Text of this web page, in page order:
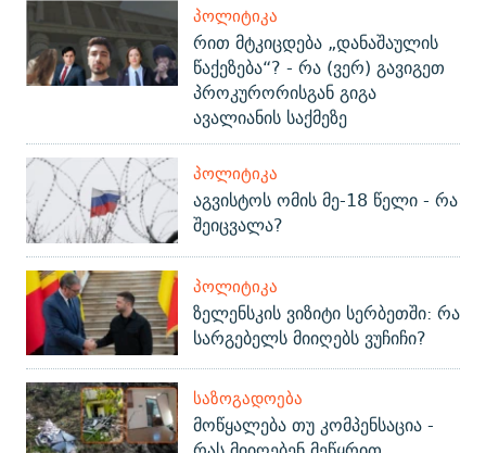
ᲞᲝᲚᲘᲢᲘᲙᲐ
რით მტკიცდება „დანაშაულის
წაქეზება“? - რა (ვერ) გავიგეთ
პროკურორისგან გიგა
ავალიანის საქმეზე
ᲞᲝᲚᲘᲢᲘᲙᲐ
აგვისტოს ომის მე-18 წელი - რა
შეიცვალა?
ᲞᲝᲚᲘᲢᲘᲙᲐ
ზელენსკის ვიზიტი სერბეთში: რა
სარგებელს მიიღებს ვუჩიჩი?
ᲡᲐᲖᲝᲒᲐᲓᲝᲔᲑᲐ
მოწყალება თუ კომპენსაცია -